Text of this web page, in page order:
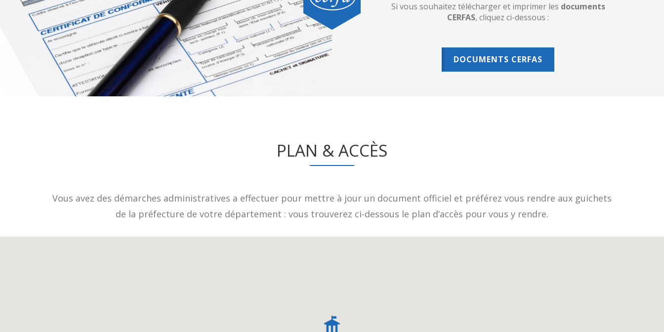
Si vous souhaitez télécharger et imprimer les documents
CERFAS, cliquez ci-dessous :
DOCUMENTS CERFAS
PLAN & ACCÈS
Vous avez des démarches administratives a effectuer pour mettre à jour un document officiel et préférez vous rendre aux guichets
de la préfecture de votre département : vous trouverez ci-dessous le plan d’accès pour vous y rendre.